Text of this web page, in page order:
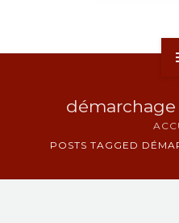
ACTUALITÉS
JURIDIQUE
POSTS TAGGED